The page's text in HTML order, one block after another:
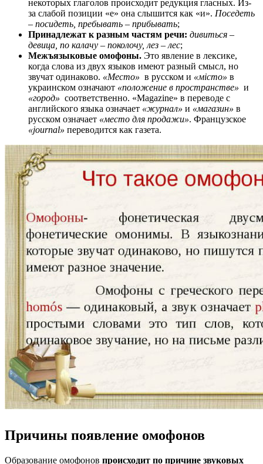
некоторых глаголов происходит редукция гласных. Из-
за слабой позиции «е» она слышится как «и». Поседеть
– посидеть, пребывать – прибывать;
Принадлежат к разным частям речи: дивиться –
девица, по калачу – поколочу, лез – лес;
Межъязыковые омофоны. Это явление в лексике,
когда слова из двух языков имеют разный смысл, но
звучат одинаково. «Место» в русском и «місто» в
украинском означают «положение в пространстве» и
«город» соответственно. «Magazine» в переводе с
английского языка означает «журнал» и «магазин» в
русском означает «место для продажи». Французское
«journal» переводится как газета.
Причины появление омофонов
Образование омофонов происходит по причине звуковых